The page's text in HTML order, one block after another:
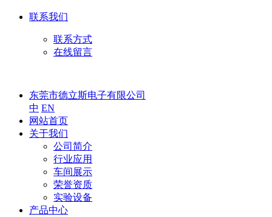
联系我们
联系方式
在线留言
东莞市德立斯电子有限公司
中 EN
网站首页
关于我们
公司简介
行业应用
车间展示
荣誉资质
实验设备
产品中心